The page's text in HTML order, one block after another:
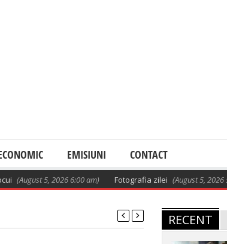
EMISIUNI CONTACT
5, 2026 6:00 am) Fotografia zilei (August 5, 2026 5:59 am)
RECENT